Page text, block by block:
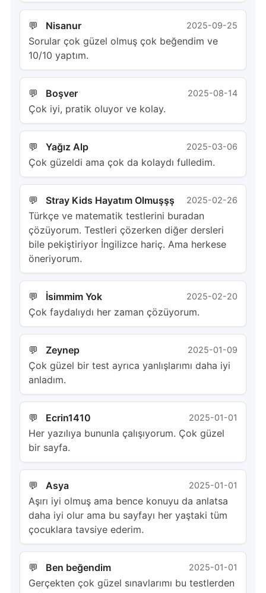
Nisanur 2025-09-25
Sorular çok güzel olmuş çok beğendim ve
10/10 yaptım.
Boşver 2025-08-14
Çok iyi, pratik oluyor ve kolay.
Yağız Alp 2025-03-06
Çok güzeldi ama çok da kolaydı fulledim.
Stray Kids Hayatım Olmuşşş 2025-02-26
Türkçe ve matematik testlerini buradan
çözüyorum. Testleri çözerken diğer dersleri
bile pekiştiriyor İngilizce hariç. Ama herkese
öneriyorum.
İsimmim Yok 2025-02-20
Çok faydalıydı her zaman çözüyorum.
Zeynep 2025-01-09
Çok güzel bir test ayrıca yanlışlarımı daha iyi
anladım.
Ecrin1410 2025-01-01
Her yazılıya bununla çalışıyorum. Çok güzel
bir sayfa.
Asya 2025-01-01
Aşırı iyi olmuş ama bence konuyu da anlatsa
daha iyi olur ama bu sayfayı her yaştaki tüm
çocuklara tavsiye ederim.
Ben beğendim 2025-01-01
Gerçekten çok güzel sınavlarımı bu testlerden